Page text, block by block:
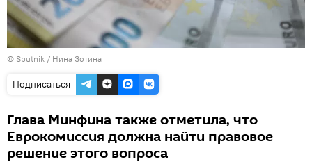
© Sputnik / Нина Зотина
Подписаться
Глава Минфина также отметила, что
Еврокомиссия должна найти правовое
решение этого вопроса